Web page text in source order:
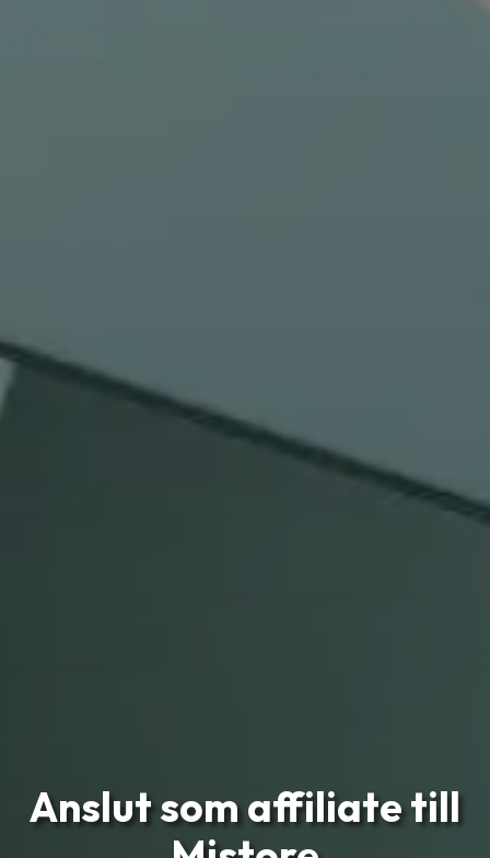
Anslut som affiliate till